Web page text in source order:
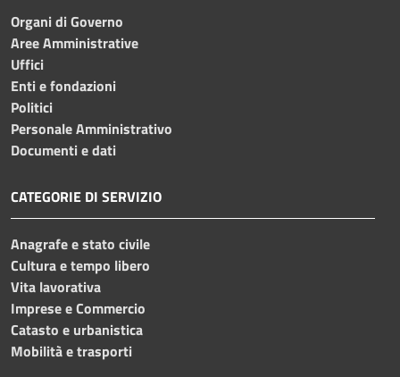
Organi di Governo
Aree Amministrative
Uffici
Enti e fondazioni
Politici
Personale Amministrativo
Documenti e dati
CATEGORIE DI SERVIZIO
Anagrafe e stato civile
Cultura e tempo libero
Vita lavorativa
Imprese e Commercio
Catasto e urbanistica
Mobilità e trasporti